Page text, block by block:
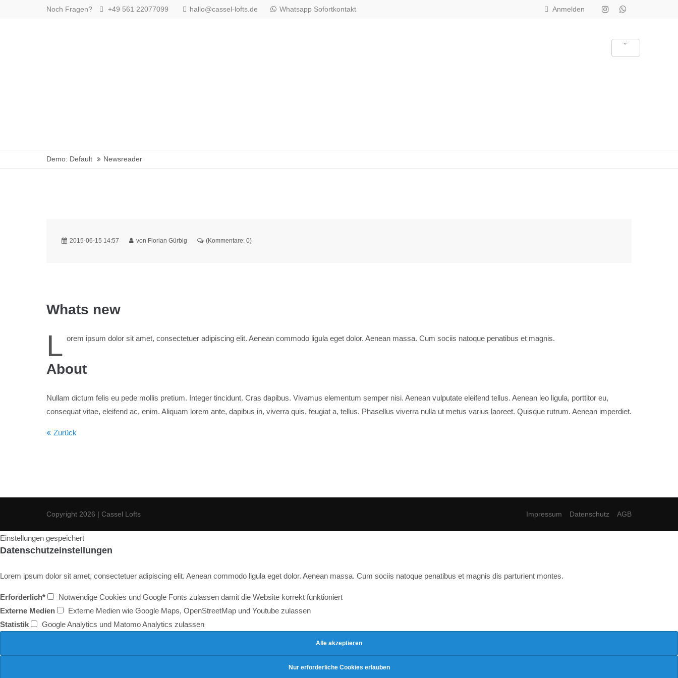
Noch Fragen? +49 561 22077099 hallo@cassel-lofts.de Whatsapp Sofortkontakt Anmelden
Demo: Default Newsreader
2015-06-15 14:57 von Florian Gürbig (Kommentare: 0)
Whats new
L orem ipsum dolor sit amet, consectetuer adipiscing elit. Aenean commodo ligula eget dolor. Aenean massa. Cum sociis natoque penatibus et magnis.
About
Nullam dictum felis eu pede mollis pretium. Integer tincidunt. Cras dapibus. Vivamus elementum semper nisi. Aenean vulputate eleifend tellus. Aenean leo ligula, porttitor eu,
consequat vitae, eleifend ac, enim. Aliquam lorem ante, dapibus in, viverra quis, feugiat a, tellus. Phasellus viverra nulla ut metus varius laoreet. Quisque rutrum. Aenean imperdiet.
Zurück
Copyright 2026 | Cassel Lofts Impressum Datenschutz AGB
Einstellungen gespeichert
Datenschutzeinstellungen
Lorem ipsum dolor sit amet, consectetuer adipiscing elit. Aenean commodo ligula eget dolor. Aenean massa. Cum sociis natoque penatibus et magnis dis parturient montes.
Erforderlich*
Notwendige Cookies und Google Fonts zulassen damit die Website korrekt funktioniert
Externe Medien
Externe Medien wie Google Maps, OpenStreetMap und Youtube zulassen
Statistik
Google Analytics und Matomo Analytics zulassen